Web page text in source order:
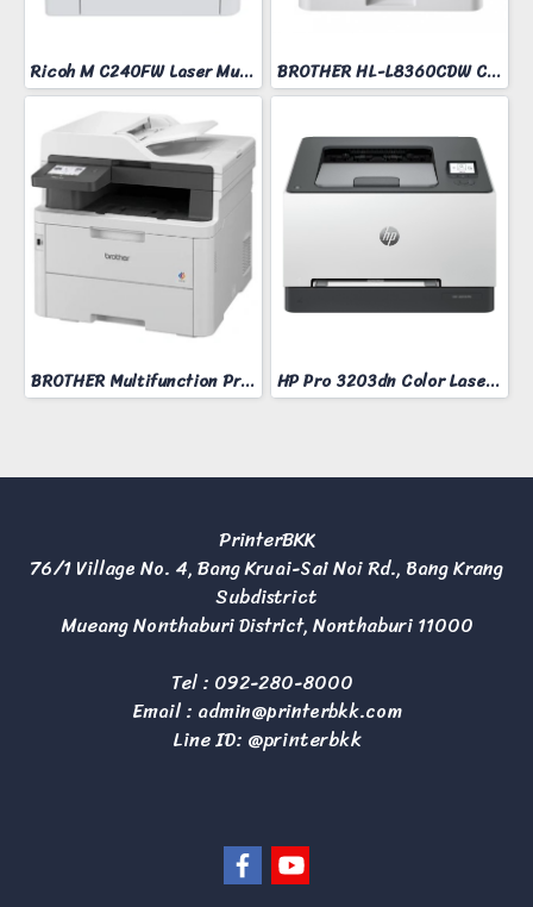
Ricoh M C240FW Laser Multifunction Printer BROTHER HL-L8360CDW COLOR LASER PRINTER
BROTHER Multifunction Printer Model MFC-L3760CDW HP Pro 3203dn Color Laser Printer
PrinterBKK
76/1 Village No. 4, Bang Kruai-Sai Noi Rd., Bang Krang
Subdistrict
Mueang Nonthaburi District, Nonthaburi 11000
Tel : 092-280-8000
Email : admin@printerbkk.com
Line ID: @printerbkk